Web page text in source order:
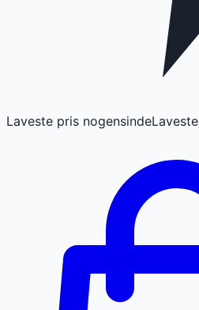
Laveste pris nogensindeLaveste